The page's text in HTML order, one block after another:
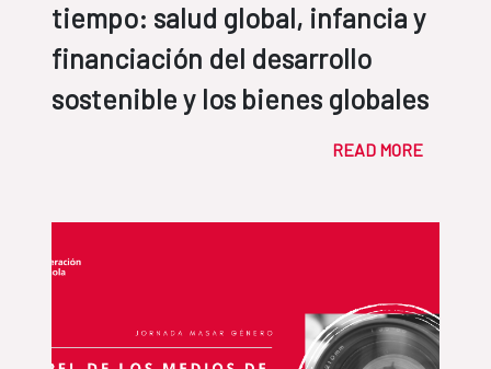
tiempo: salud global, infancia y
financiación del desarrollo
sostenible y los bienes globales
READ MORE